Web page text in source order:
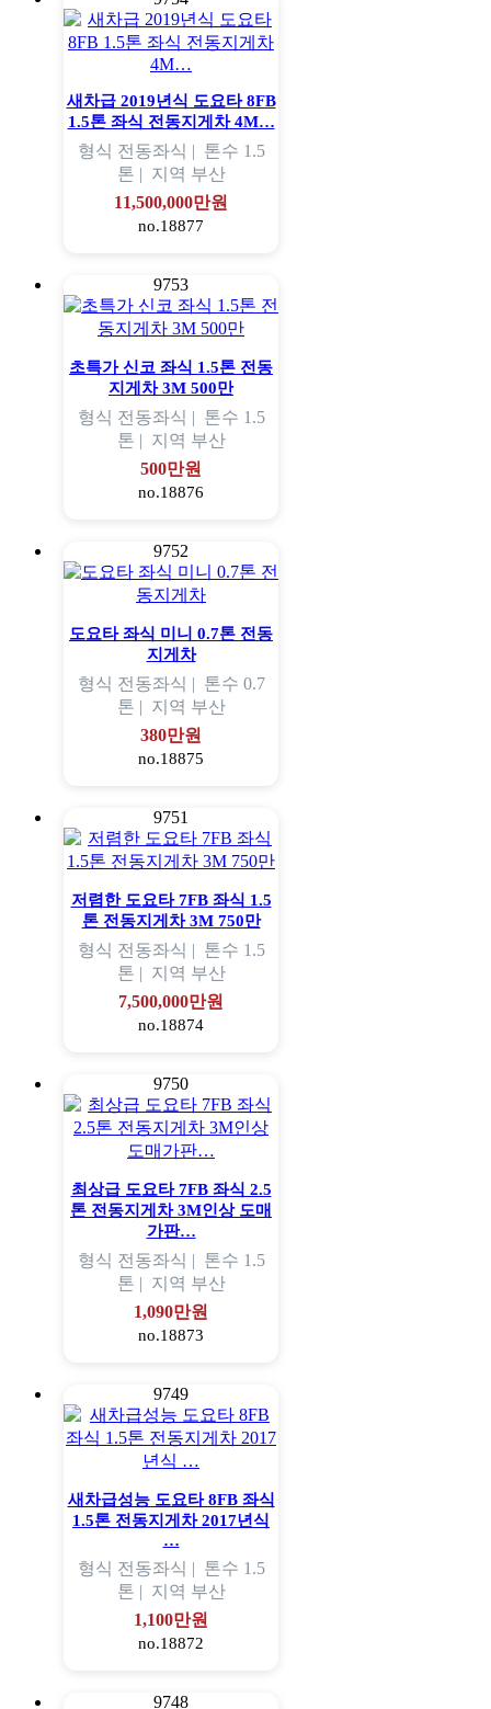
새차급 2019년식 도요타 8FB
1.5톤 좌식 전동지게차 4M…
형식 전동좌식 | 톤수 1.5
톤 | 지역 부산
11,500,000만원
no.18877
9753
초특가 신코 좌식 1.5톤 전동
지게차 3M 500만
형식 전동좌식 | 톤수 1.5
톤 | 지역 부산
500만원
no.18876
9752
도요타 좌식 미니 0.7톤 전동
지게차
형식 전동좌식 | 톤수 0.7
톤 | 지역 부산
380만원
no.18875
9751
저렴한 도요타 7FB 좌식 1.5
톤 전동지게차 3M 750만
형식 전동좌식 | 톤수 1.5
톤 | 지역 부산
7,500,000만원
no.18874
9750
최상급 도요타 7FB 좌식 2.5
톤 전동지게차 3M인상 도매
가판…
형식 전동좌식 | 톤수 1.5
톤 | 지역 부산
1,090만원
no.18873
9749
새차급성능 도요타 8FB 좌식
1.5톤 전동지게차 2017년식
…
형식 전동좌식 | 톤수 1.5
톤 | 지역 부산
1,100만원
no.18872
9748